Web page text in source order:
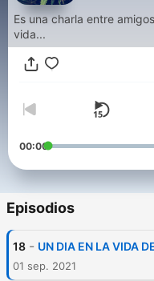
Es una charla entre
vida...
00:00
Episodios
18 - UN DIA EN LA VIDA
01 sep. 2021